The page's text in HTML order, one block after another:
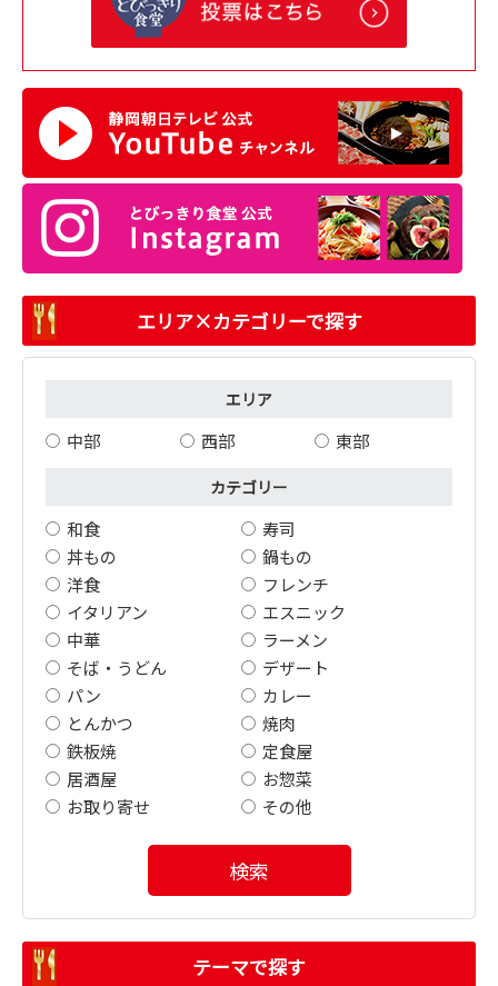
エリア×カテゴリーで探す
エリア
中部 西部 東部
カテゴリー
和食
寿司
丼もの
鍋もの
洋食
フレンチ
イタリアン
エスニック
中華
ラーメン
そば・うどん
デザート
パン
カレー
とんかつ
焼肉
鉄板焼
定食屋
居酒屋
お惣菜
お取り寄せ
その他
検索
テーマで探す